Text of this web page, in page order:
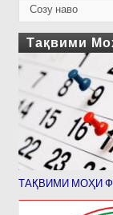
Созу наво
Тақвими
ТАҚВИМИ МОҲИ